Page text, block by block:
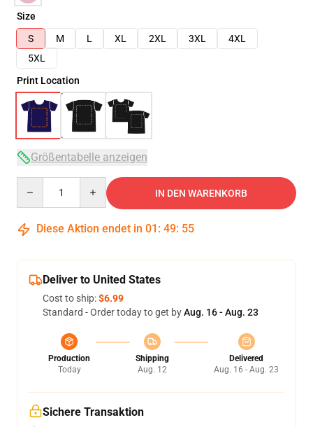
Size
S
M L XL 2XL 3XL
4XL
5XL
Print Location
Größentabelle anzeigen
IN DEN WARENKORB
Diese Aktion endet in 01 : 49: 54
Deliver to United States
Cost to ship:$6.99
Standard - Order today to get byAug. 16 - Aug. 23
Production
Today
Shipping
Aug. 12
Delivered
Aug. 16 - Aug. 23
Sichere Transaktion